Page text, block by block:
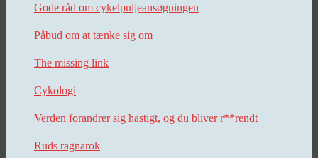
Gode råd om cykelpuljeansøgningen
Påbud om at tænke sig om
The missing link
Cykologi
Verden forandrer sig hastigt, og du bliver r**rendt
Ruds ragnarok